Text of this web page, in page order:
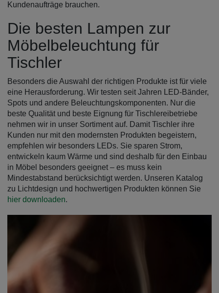
Kundenaufträge brauchen.
Die besten Lampen zur
Möbelbeleuchtung für
Tischler
Besonders die Auswahl der richtigen Produkte ist für viele
eine Herausforderung. Wir testen seit Jahren LED-Bänder,
Spots und andere Beleuchtungskomponenten. Nur die
beste Qualität und beste Eignung für Tischlereibetriebe
nehmen wir in unser Sortiment auf. Damit Tischler ihre
Kunden nur mit den modernsten Produkten begeistern,
empfehlen wir besonders LEDs. Sie sparen Strom,
entwickeln kaum Wärme und sind deshalb für den Einbau
in Möbel besonders geeignet – es muss kein
Mindestabstand berücksichtigt werden. Unseren Katalog
zu Lichtdesign und hochwertigen Produkten können Sie
hier downloaden.